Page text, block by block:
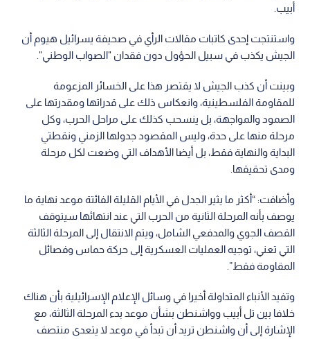
أبيب.
واستنتجت إحدى كاتبات مقالات الرأي في صحيفة يسرائيل هيوم أن
الجيش يكذب في سبيل الحؤول دون فقدان "الصواب الوطني".
وبينت أن كذب الجيش لا يقتصر هذا على الخسائر المزعومة
للمقاومة الفلسطينية، وانعكاس ذلك على قدراتها ومقدرتها على
الصمود والمواجهة، بل ينسحب كذلك على مراحل الحرب، وكل
مرحلة منها على حدة، وليس المقصود جدولها الزمني ونقطتي
البداية والنهاية فقط، بل أيضا الأهداف التي وضعت لكل مرحلة
ومدى تحقيقها.
وأضافت: “أكثر ما يثير الجدل في الأيام القليلة الفائتة موعد نهاية ما
يوصف بأنه المرحلة الثانية من الحرب التي عند انتهائها سيتوقف
القصف الجوي والمدفعي الشامل، ويتم الانتقال إلى المرحلة الثالثة
التي تعني، توجيه العمليات العسكرية إلى حركة حماس وفصائل
المقاومة فقط”.
وتفيد الأنباء المتداولة أخيرا في وسائل الإعلام الإسرائيلية بأن هناك
خلافا بين تل أبيب وواشنطن بشأن موعد بدء المرحلة الثالثة، مع
الإشارة إلى أن واشنطن تريد أن تبدأ في موعد لا يتعدى منتصف